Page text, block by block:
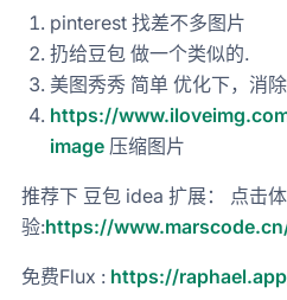
pinterest 找差不多图片
扔给豆包 做一个类似的.
美图秀秀 简单 优化下，消
https://
image 压缩图片
推荐下 豆包 idea 扩展： 点击体
验:https://
免费Flux : https://